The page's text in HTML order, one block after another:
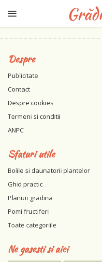
Despre
Publicitate
Contact
Despre cookies
Termeni si conditii
ANPC
Sfaturi utile
Bolile si daunatorii plantelor
Ghid practic
Planuri gradina
Pomi fructiferi
Toate categoriile
Ne gasesti si aici